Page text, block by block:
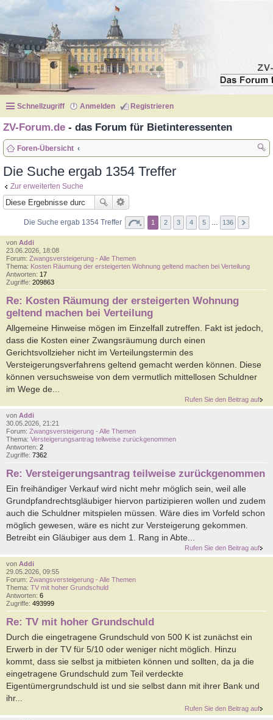
Schnellzugriff Anmelden Registrieren
ZV-Forum.de - das Forum für Bietinteressenten
Foren-Übersicht
Die Suche ergab 1354 Treffer
Zur erweiterten Suche
Die Suche ergab 1354 Treffer 1 2 3 4 5 … 136
von Addi
23.06.2026, 18:08
Forum: Zwangsversteigerung - Alle Themen
Thema: Kosten Räumung der ersteigerten Wohnung geltend machen bei Verteilung
Antworten: 17
Zugriffe: 209863
Re: Kosten Räumung der ersteigerten Wohnung
geltend machen bei Verteilung
Allgemeine Hinweise mögen im Einzelfall zutreffen. Fakt ist jedoch,
dass die Kosten einer Zwangsräumung durch einen
Gerichtsvollzieher nicht im Verteilungstermin des
Versteigerungsverfahrens geltend gemacht werden können. Diese
können versuchsweise von dem vermutlich mittellosen Schuldner
im Wege de...
Rufen Sie den Beitrag auf
von Addi
30.05.2026, 21:21
Forum: Zwangsversteigerung - Alle Themen
Thema: Versteigerungsantrag teilweise zurückgenommen
Antworten: 2
Zugriffe: 7362
Re: Versteigerungsantrag teilweise zurückgenommen
Ein freihändiger Verkauf wird nicht mehr möglich sein, weil alle
Grundpfandrechtsgläubiger hiervon partizipieren wollen und zudem
auch die Schuldner mitspielen müssen. Wäre dies im Vorfeld schon
möglich gewesen, wäre es nicht zur Versteigerung gekommen.
Betreibt ein Gläubiger aus dem 1. Rang in Abte...
Rufen Sie den Beitrag auf
von Addi
29.05.2026, 09:55
Forum: Zwangsversteigerung - Alle Themen
Thema: TV mit hoher Grundschuld
Antworten: 6
Zugriffe: 493999
Re: TV mit hoher Grundschuld
Durch die eingetragene Grundschuld von 500 K ist zunächst ein
Erwerb in der TV für 5/10 oder weniger nicht möglich. Hinzu
kommt, dass sie selbst ja mitbieten können und sollten, da ja die
eingetragene Grundschuld zum Teil verdeckte
Eigentümergrundschuld ist und sie selbst dann mit ihrer Bank und
ihr...
Rufen Sie den Beitrag auf